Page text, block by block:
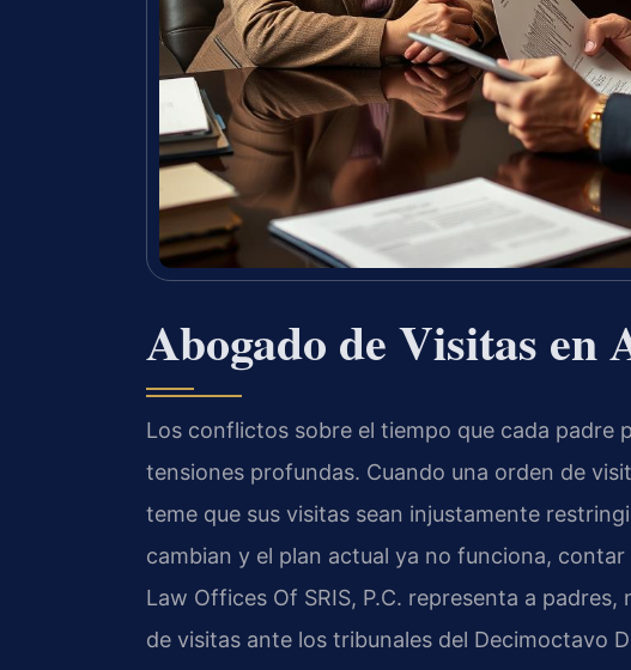
Abogado de Visitas en
Los conflictos sobre el tiempo que cada padre
tensiones profundas. Cuando una orden de
teme que sus visitas sean injustamente
cambian y el plan actual ya no funciona,
Law Offices Of SRIS, P.C. representa a
de visitas ante los tribunales del Decimoctavo